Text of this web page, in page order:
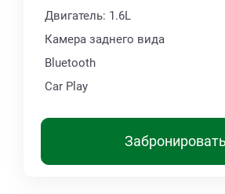
Двигатель: 1.6L
Камера заднего вида
Bluetooth
Car Play
Забронировать